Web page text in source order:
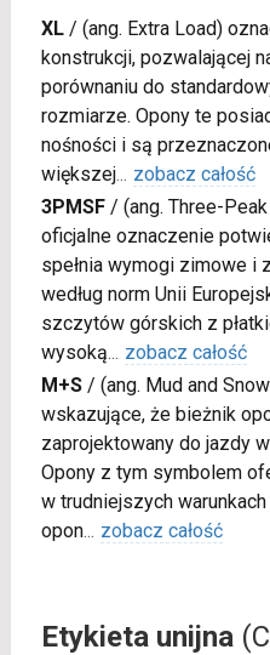
XL/ (ang. Extra Load)
konstrukcji, pozwalającej
porównaniu do
rozmiarze. Opony te
nośności i są
większej... zobacz całość
3PMSF/ (ang. Three-
oficjalne oznaczenie
spełnia wymogi zimowe i
według norm Unii
szczytów górskich z
wysoką... zobacz całość
M+S/ (ang. Mud and
wskazujące, że bieżnik
zaprojektowany do jazdy
Opony z tym symbolem
w trudniejszych
opon... zobacz całość
Etykieta unijna